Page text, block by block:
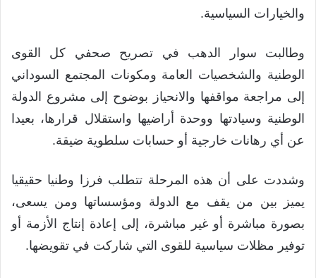
والخيارات السياسية.
وطالبت سوار الدهب في تصريح صحفي كل القوى
الوطنية والشخصيات العامة ومكونات المجتمع السوداني
إلى مراجعة مواقفها والانحياز بوضوح إلى مشروع الدولة
الوطنية وسيادتها ووحدة أراضيها واستقلال قرارها، بعيدا
عن أي رهانات خارجية أو حسابات سلطوية ضيقة.
وشددت على أن هذه المرحلة تتطلب فرزا وطنيا حقيقيا
يميز بين من يقف مع الدولة ومؤسساتها ومن يسعى،
بصورة مباشرة أو غير مباشرة، إلى إعادة إنتاج الأزمة أو
توفير مظلات سياسية للقوى التي شاركت في تقويضها.